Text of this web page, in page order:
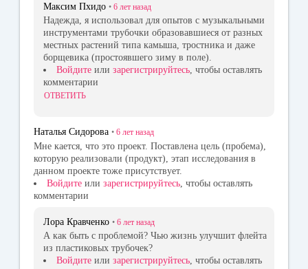
Максим Пхидо • 6 лет назад
Надежда, я использовал для опытов с музыкальными
инструментами трубочки образовавшиеся от разных
местных растений типа камыша, тростника и даже
борщевика (простоявшего зиму в поле).
Войдите или зарегистрируйтесь, чтобы оставлять
комментарии
ОТВЕТИТЬ
Наталья Сидорова • 6 лет назад
Мне кается, что это проект. Поставлена цель (пробема),
которую реализовали (продукт), этап исследования в
данном проекте тоже присутствует.
Войдите или зарегистрируйтесь , чтобы оставлять
комментарии
Лора Кравченко • 6 лет назад
А как быть с проблемой? Чью жизнь улучшит флейта
из пластиковых трубочек?
Войдите или зарегистрируйтесь, чтобы оставлять